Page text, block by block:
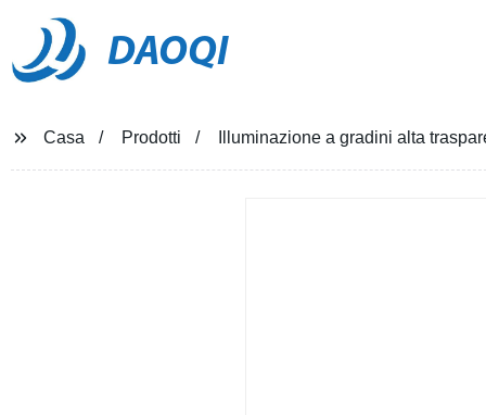
DAOQI
Casa Prodotti Illuminazione a gradini alta